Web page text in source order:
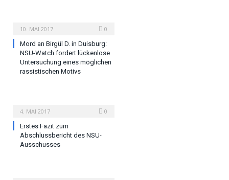
10. MAI 2017
0
Mord an Birgül D. in Duisburg:
NSU-Watch fordert lückenlose
Untersuchung eines möglichen
rassistischen Motivs
4. MAI 2017
0
Erstes Fazit zum
Abschlussbericht des NSU-
Ausschusses